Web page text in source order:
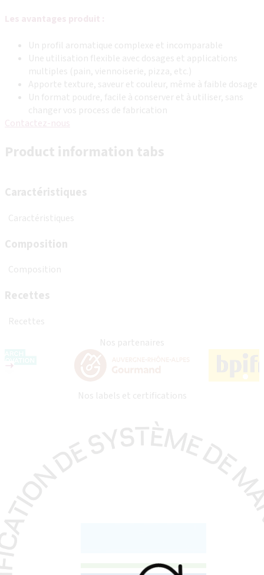
Un profil aromatique complexe et incomparable
Une utilisation flexible avec dosages et applications
multiples (pain, viennoiserie, pizza, etc.)
Apporte texture, saveur et couleur, même à faible dosage
Un format poudre, facile à conserver et à utiliser, sans
changer vos process de fabrication
Contactez-nous
Product information tabs
Caractéristiques
Caractéristiques
Composition
Composition
Recettes
Recettes
Nos partenaires
Nos labels et certifications